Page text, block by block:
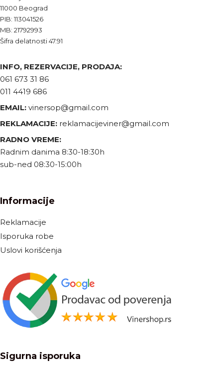
11000 Beograd
PIB: 113041526
MB: 21792993
Šifra delatnosti 47.91
INFO, REZERVACIJE, PRODAJA:
061 673 31 86
011 4419 686
EMAIL: vinersop@gmail.com
REKLAMACIJE: reklamacijeviner@gmail.com
RADNO VREME:
Radnim danima 8:30-18:30h
sub-ned 08:30-15:00h
Informacije
Reklamacije
Isporuka robe
Uslovi korišćenja
Sigurna isporuka